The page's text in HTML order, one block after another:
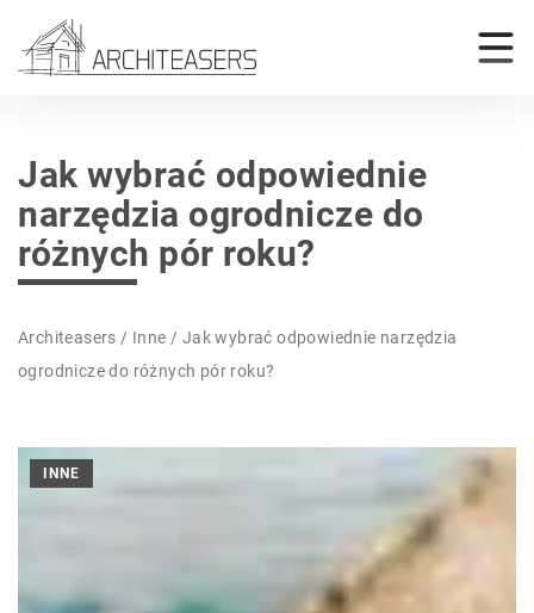
Jak wybrać odpowiednie
narzędzia ogrodnicze do
różnych pór roku?
Architeasers / Inne / Jak wybrać odpowiednie narzędzia
ogrodnicze do różnych pór roku?
INNE